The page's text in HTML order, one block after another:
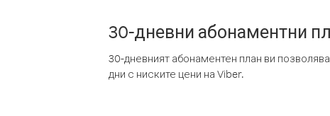
30-дневни абонаментни
30-дневният абонаментен план ви
дни с ниските цени на Viber.